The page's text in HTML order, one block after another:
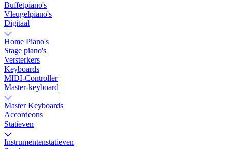
Buffetpiano's
Vleugelpiano's
Digitaal
Home Piano's
Stage piano's
Versterkers
Keyboards
MIDI-Controller
Master-keyboard
Master Keyboards
Accordeons
Statieven
Instrumentenstatieven